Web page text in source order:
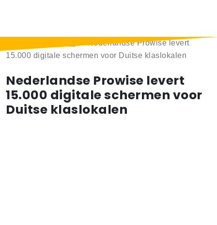
Nederlandse Prowise levert
15.000 digitale schermen voor Duitse klaslokalen
Nederlandse Prowise levert
15.000 digitale schermen voor
Duitse klaslokalen